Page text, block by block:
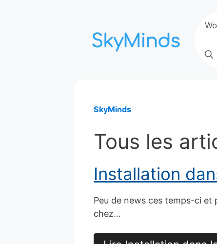
SkyMinds
Tous les
Installation
Peu de news ces temps-ci et
chez…